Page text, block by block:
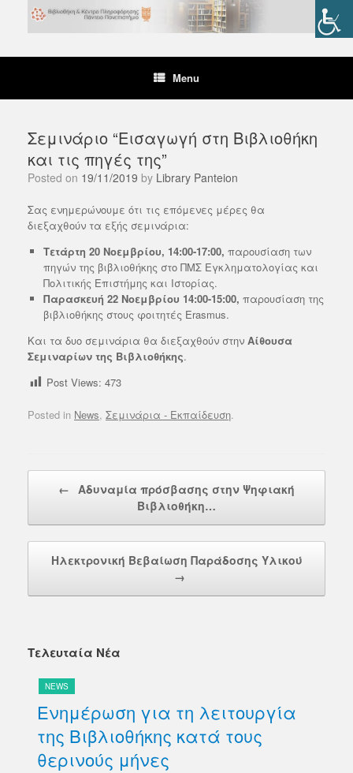
content
Menu
Σεμινάριο “Εισαγωγή στη Βιβλιοθήκη
και τις πηγές της”
Posted on 19/11/2019 by Library Panteion
Σας ενημερώνουμε ότι τις επόμενες μέρες θα
διεξαχθούν τα εξής σεμινάρια:
Τετάρτη 20 Νοεμβρίου, 14:00-17:00, παρουσίαση των
πηγών της βιβλιοθήκης στο ΠΜΣ Εγκληματολογίας και
Πολιτικής Επιστήμης και Ιστορίας.
Παρασκευή 22 Νοεμβρίου 14:00-15:00, παρουσίαση της
βιβλιοθήκης στους φοιτητές Erasmus.
Και τα δυο σεμινάρια θα διεξαχθούν στην Αίθουσα
Σεμιναρίων της Βιβλιοθήκης.
Post Views: 473
Posted in News, Σεμινάρια - Εκπαίδευση.
← Αδυναμία πρόσβασης στην Ψηφιακή
Βιβλιοθήκη…
Ηλεκτρονική Βεβαίωση Παράδοσης Υλικού
→
Τελευταία Νέα
NEWS
Ενημέρωση για τη λειτουργία
της Βιβλιοθήκης κατά τους
θερινούς μήνες